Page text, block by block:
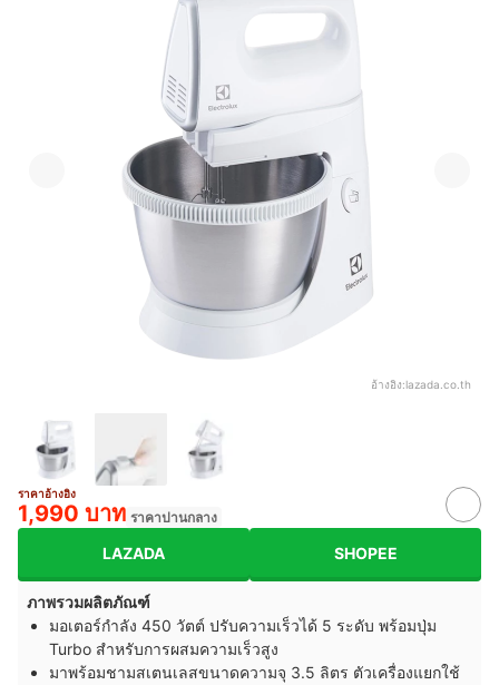
อ้างอิง:lazada.co.th
ราคาอ้างอิง
1,990 บาท ราคาปานกลาง
LAZADA SHOPEE
ภาพรวมผลิตภัณฑ์
มอเตอร์กำลัง 450 วัตต์ ปรับความเร็วได้ 5 ระดับ พร้อมปุ่ม
Turbo สำหรับการผสมความเร็วสูง
มาพร้อมชามสเตนเลสขนาดความจุ 3.5 ลิตร ตัวเครื่องแยกใช้